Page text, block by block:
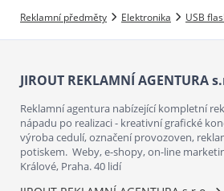
Reklamní předměty
Elektronika USB
JIROUT REKLAMNÍ AGENTURA
Reklamní agentura nabízející kompletní
nápadu po realizaci - kreativní grafické
výroba cedulí, označení provozoven,
potiskem. Weby, e-shopy, on-line
Králové, Praha. 40 lidí